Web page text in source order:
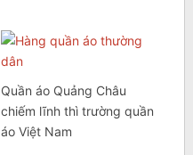
Quần áo Quảng Châu
chiếm lĩnh thì trường quần
áo Việt Nam